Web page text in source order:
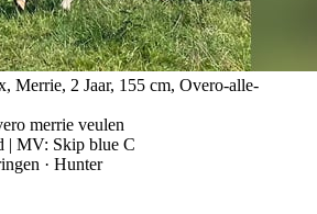
Merrie, 2 Jaar, 155 cm, Overo-alle-
merrie veulen
| MV: Skip blue C
· Hunter